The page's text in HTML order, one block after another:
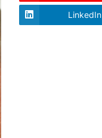
LinkedIn